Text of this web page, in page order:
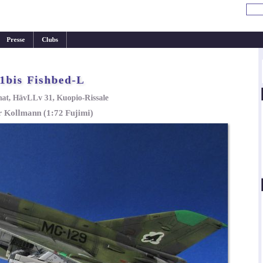
Presse Clubs
Fishbed-L
HävLLv 31, Kuopio-Rissale
Kollmann (1:72 Fujimi)